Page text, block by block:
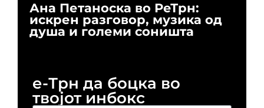
Ана Петаноска во РеТрн:
искрен разговор, музика од
душа и големи соништа
е-Трн да боцка во
твојот инбокс